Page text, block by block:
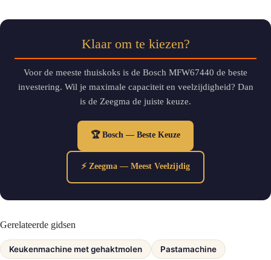
Klaar om te kiezen?
Voor de meeste thuiskoks is de Bosch MFW67440 de beste
investering. Wil je maximale capaciteit en veelzijdigheid? Dan
is de Zeegma de juiste keuze.
🏆 Bosch — Beste Keuze
⚡ Zeegma — Meest Veelzijdig
Gerelateerde gidsen
Keukenmachine met gehaktmolen Pastamachine